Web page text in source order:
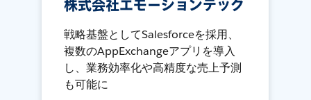
株式会社エモーションテック
戦略基盤としてSalesforceを採用、
複数のAppExchangeアプリを導入
し、業務効率化や高精度な売上予測
も可能に